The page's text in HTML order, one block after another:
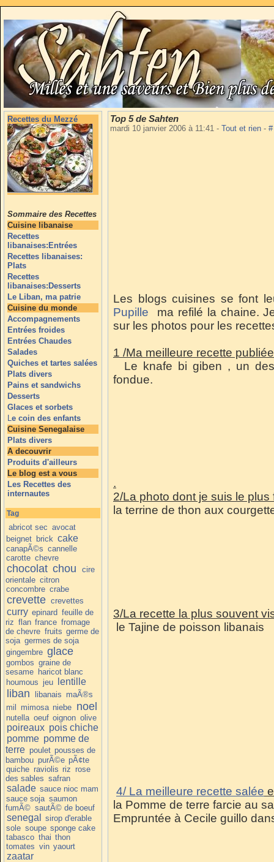
Recettes du Mezzé
Sommaire des Recettes
Cuisine libanaise
Recettes
libanaises:Entrées
Recettes libanaises:
Plats
Recettes
libanaises:Desserts
Le Liban, ma patrie
Cuisine du monde
Accompagnements
Entrées froides
Entrées Chaudes
Salades
Quiches et tartes salées
Plats divers
Pains et sandwichs
Desserts
Glaces et sorbets
Le coin des enfants
Cuisine Senegalaise
Plats divers
A decouvrir
Produits d'ailleurs
Le blog est a vous
Les Recettes des
internautes
Tag
abricot sec avocat
beignet brick cake
canapÃ©s cannelle
carotte chevre
chocolat chou
cire
orientale citron
concombre crabe
crevette crevettes
curry epinard feuille de
riz flan france fromage
de chevre fruits germe de
soja germes de soja
gingembre glace
gombos graine de
sesame haricot blanc
houmous jeu lentille
liban libanais maÃ®s
mil mimosa niebe noel
nutella oeuf oignon olive
poireaux pois chiche
pomme pomme de
terre poulet pousses de
bambou purÃ©e pÃ¢te
quiche raviolis riz rose
des sables safran
salade sauce nioc mam
sauce soja saumon
fumÃ© sautÃ© de boeuf
senegal
sirop d'erable
sole soupe sponge cake
tabasco thai thon
tomates vin yaourt
zaatar
Top 5 de Sahten
mardi 10 janvier 2006 à 11:41 - Tout et rien -
Les blogs cuisines se font
Pupille ma refilé la chaine.
sur les photos pour les
1 /Ma meilleure recette
Le knafe bi giben , un
fondue.
.
2/La photo dont je suis le plus
la terrine de thon aux
3/La recette la plus souvent
le Tajine de poisson libanais
4/ La meilleure recette salée
la Pomme de terre farcie au
Empruntée à Cecile guillo